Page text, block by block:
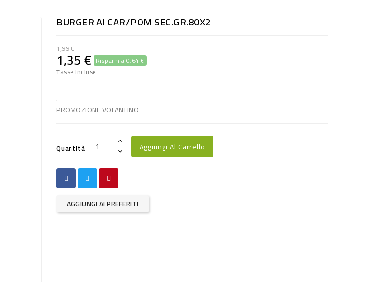
BURGER AI CAR/POM SEC.GR.80X2
1,99 €
1,35 € Risparmia 0,64 €
Tasse incluse
.
PROMOZIONE VOLANTINO
Quantità Aggiungi Al Carrello
AGGIUNGI AI PREFERITI